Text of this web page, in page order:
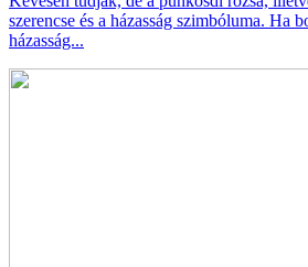
szerencse és a házasság szimbóluma. Ha
házasság...